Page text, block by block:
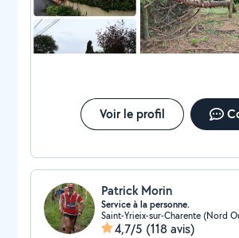
Voir le profil
Patrick Morin
Service à la personne.
Saint-Yrieix-sur-Charente (Nord
4,7/5 (118 avis)